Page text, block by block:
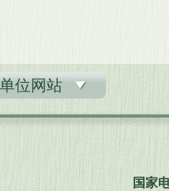
位网站
国家